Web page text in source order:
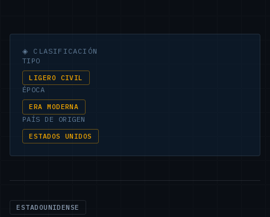
◈ CLASIFICACIÓN
TIPO
LIGERO CIVIL
ÉPOCA
ERA MODERNA
PAÍS DE ORIGEN
ESTADOS UNIDOS
ESTADOUNIDENSE